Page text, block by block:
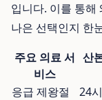
입니다. 이를 통해
나은 선택인지 한
주요 의료 서
비스
산
응급 제왕절
24